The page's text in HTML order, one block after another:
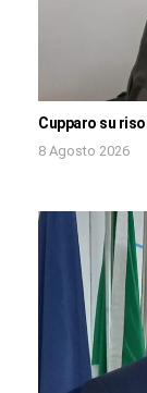
Cupparo su
8 Agosto 2026